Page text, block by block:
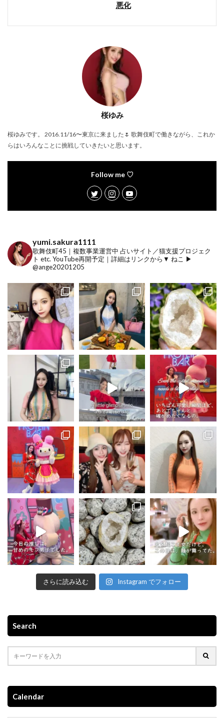
悪化
桜ゆみ
桜ゆみです。 2016.11/16〜東京に来ました🌷 歌舞伎町で働きながら、これか
らはいろんなことに挑戦していきたいと思います。
Follow me ♡
yumi.sakura1111
歌舞伎町45｜複数事業運営中 占いサイト／猫支援プロジェク
ト etc. YouTube再開予定｜詳細はリンクから▼ ねこ ▶︎
@ange20201205
さらに読み込む Instagram でフォロー
Search
Calendar